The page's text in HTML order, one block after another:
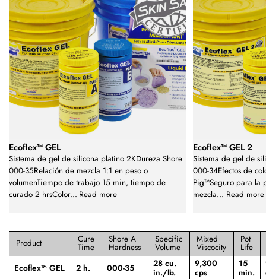
Ecoflex™ GEL
Sistema de gel de silicona platino 2KDureza Shore
000-35Relación de mezcla 1:1 en peso o
volumenTiempo de trabajo 15 min, tiempo de
curado 2 hrsColor... Read more
Ecoflex™ GEL 2
Sistema de gel de
000-34Efectos de
Pig™Seguro para la
mezcla... Read more
Product Cure
Time
Shore A
Hardness
Specific
Volume
Mixed
Viscocity
Pot
Life
Ecoflex™ GEL
2 h. 000-35
28 cu.
in./lb.
9,300
cps
15
min.